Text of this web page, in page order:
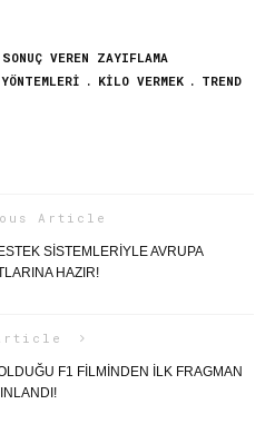
VEREN ZAYIFLAMA
KILO VERMEK
TREND
Article
SISTEMLERIYLE AVRUPA
HAZIR!
F1 FILMINDEN ILK FRAGMAN